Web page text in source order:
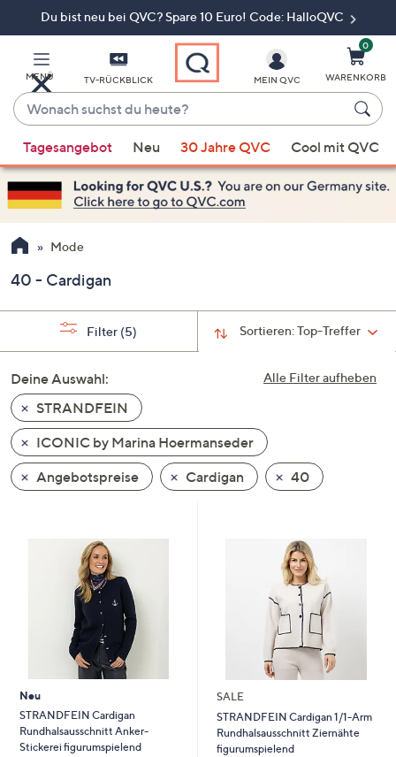
Du bist neu bei QVC? Spare 10 Euro! Code: HalloQVC
MENÜ TV-RÜCKBLICK
Wonach
suchst
du
heute?
Vorschläge
verfügbar
sind,
verwenden
Sie
Pfeiltasten
nach
und
nach
unten
oder
wischen
Sie
auf
anzuzeigen.
MEIN QVC
0
WARENKORB
Tagesangebot Neu 30 Jahre QVC Cool mit QVC
Mode
40 - Cardigan
Sortieren:Top-Treffer
Filter (5)
Alle Filter aufheben
Deine Auswahl:
STRANDFEIN
ICONIC by Marina Hoermanseder
Angebotspreise
Cardigan 40
Neu
STRANDFEIN Cardigan
Rundhalsausschnitt Anker-
Stickerei figurumspielend
SALE
STRANDFEIN Cardigan 1/1-Arm
Rundhalsausschnitt Ziernähte
figurumspielend